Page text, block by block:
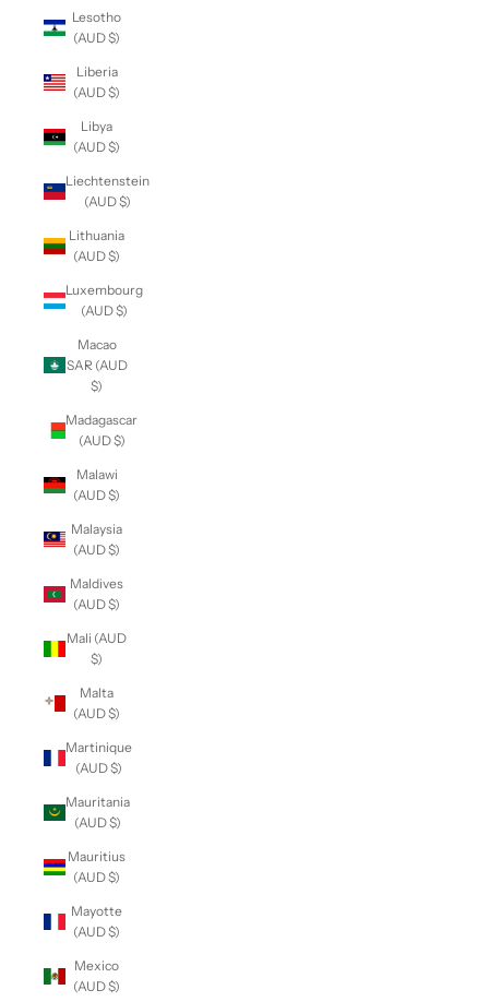
Lesotho
(AUD $)
Liberia
(AUD $)
Libya
(AUD $)
Liechtenstein
(AUD $)
Lithuania
(AUD $)
Luxembourg
(AUD $)
Macao
SAR (AUD
$)
Madagascar
(AUD $)
Malawi
(AUD $)
Malaysia
(AUD $)
Maldives
(AUD $)
Mali (AUD
$)
Malta
(AUD $)
Martinique
(AUD $)
Mauritania
(AUD $)
Mauritius
(AUD $)
Mayotte
(AUD $)
Mexico
(AUD $)